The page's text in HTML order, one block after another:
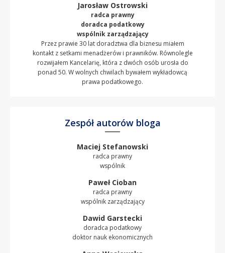
Jarosław Ostrowski
radca prawny
doradca podatkowy
wspólnik zarządzający
Przez prawie 30 lat doradztwa dla biznesu miałem
kontakt z setkami menadżerów i prawników. Równolegle
rozwijałem Kancelarię, która z dwóch osób urosła do
ponad 50. W wolnych chwilach bywałem wykładowcą
prawa podatkowego.
Zespół autorów bloga
Maciej Stefanowski
radca prawny
wspólnik
Paweł Cioban
radca prawny
wspólnik zarządzający
Dawid Garstecki
doradca podatkowy
doktor nauk ekonomicznych